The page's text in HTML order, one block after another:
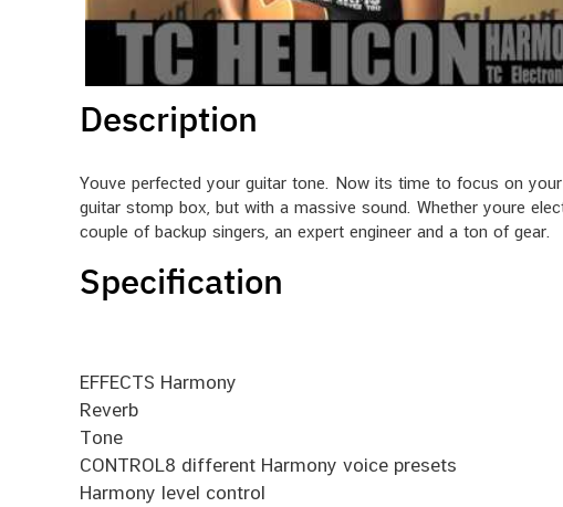
Description
Youve perfected your guitar tone. Now its time to focus on
guitar stomp box, but with a massive sound. Whether youre
couple of backup singers, an expert engineer and a ton of gear.
Specification
EFFECTS Harmony
Reverb
Tone
CONTROL8 different Harmony voice presets
Harmony level control